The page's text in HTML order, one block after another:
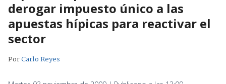
derogar impuesto único a las
apuestas hípicas para reactivar el
sector
PorCarlo Reyes